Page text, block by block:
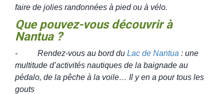
faire de jolies randonnées à pied ou à vélo.
Que pouvez-vous découvrir à
Nantua ?
- Rendez-vous au bord du Lac de Nantua : une
multitude d’activités nautiques de la baignade au
pédalo, de la pêche à la voile… Il y en a pour tous les
gouts